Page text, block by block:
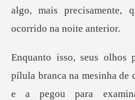
e a pegou para